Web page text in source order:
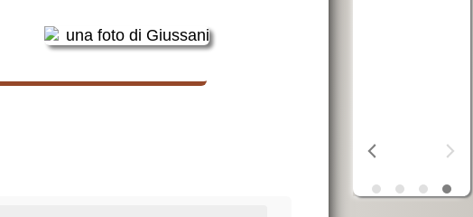
poveri